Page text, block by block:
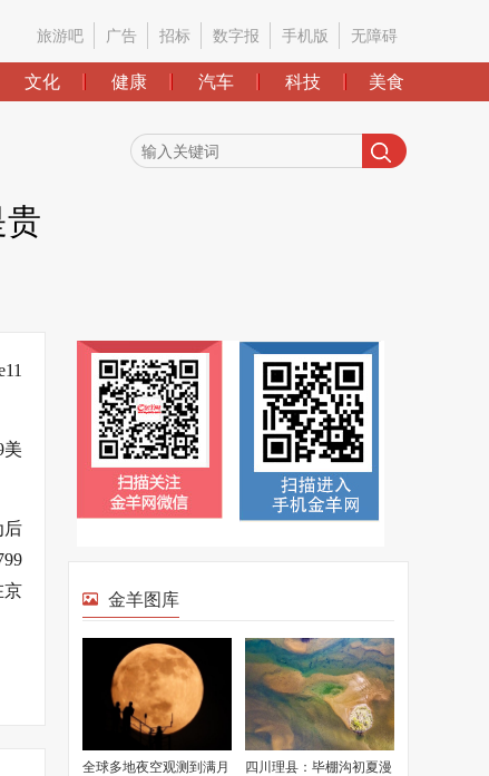
旅游吧 广告 招标 数字报 手机版 无障碍
文化 健康 汽车 科技 美食
贵
美
后
京
金羊图库
全球多地夜空观测到满月 四川理县：毕棚沟初夏漫